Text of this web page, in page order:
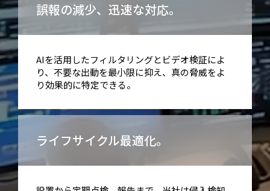
誤報の減少、迅速な対応。
AIを活用したフィルタリングとビデオ検証によ
り、不要な出動を最小限に抑え、真の脅威をよ
り効果的に特定できる。
ライフサイクル最適化。